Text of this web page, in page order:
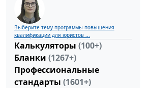
Выберите тему программы повышения
квалификации для юристов ...
Калькуляторы (100+)
Бланки (1267+)
Профессиональные
стандарты (1601+)